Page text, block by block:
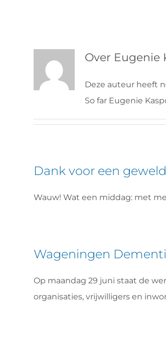
Over Eugenie
Deze auteur heeft
So far Eugenie
Dank voor een
Wauw! Wat een middag: met
Wageningen
Op maandag 29 juni staat de
organisaties, vrijwilligers en